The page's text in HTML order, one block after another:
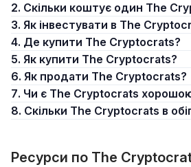
2. Скільки коштує один The
3. Як інвестувати в The
4. Де купити The Cryptocrats?
5. Як купити The Cryptocrats?
6. Як продати The Cryptocrats?
7. Чи є The Cryptocrats
8. Скільки The Cryptocrats в
Ресурси по The